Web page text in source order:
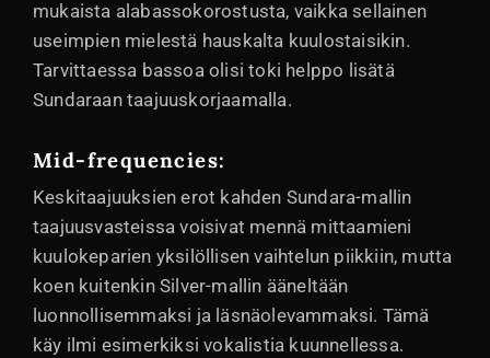
mukaista alabassokorostusta, vaikka sellainen
useimpien mielestä hauskalta kuulostaisikin.
Tarvittaessa bassoa olisi toki helppo lisätä
Sundaraan taajuuskorjaamalla.
Mid-frequencies:
Keskitaajuuksien erot kahden Sundara-mallin
taajuusvasteissa voisivat mennä mittaamieni
kuulokeparien yksilöllisen vaihtelun piikkiin, mutta
koen kuitenkin Silver-mallin ääneltään
luonnollisemmaksi ja läsnäolevammaksi. Tämä
käy ilmi esimerkiksi vokalistia kuunnellessa.